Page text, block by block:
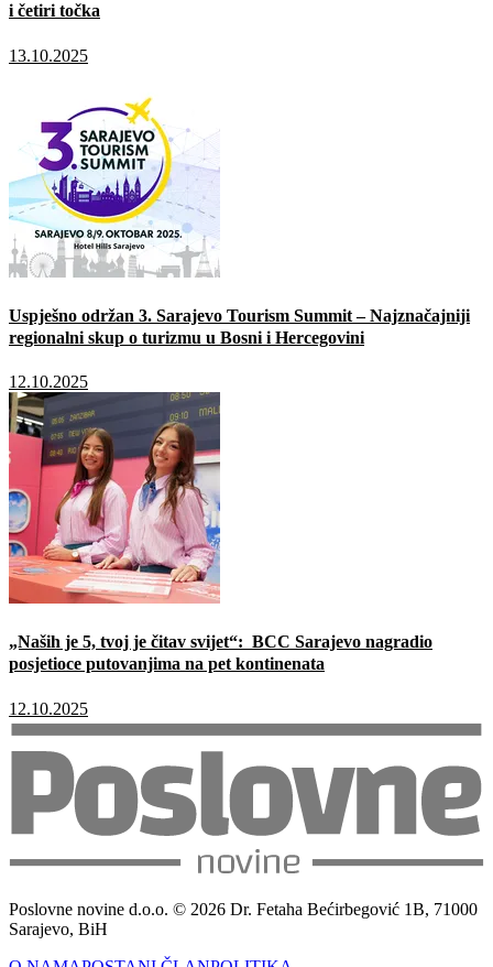
i četiri točka
13.10.2025
Uspješno održan 3. Sarajevo Tourism Summit – Najznačajniji
regionalni skup o turizmu u Bosni i Hercegovini
12.10.2025
„Naših je 5, tvoj je čitav svijet“: BCC Sarajevo nagradio
posjetioce putovanjima na pet kontinenata
12.10.2025
Poslovne novine d.o.o. © 2026 Dr. Fetaha Bećirbegović 1B, 71000
Sarajevo, BiH